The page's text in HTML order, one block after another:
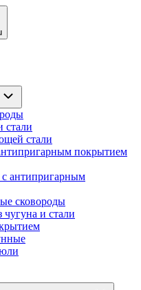
стали
стали
покрытием
антипригарным
сковороды
и стали